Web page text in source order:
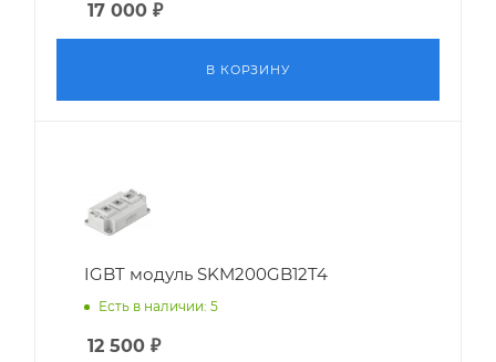
17 000 ₽
В КОРЗИНУ
IGBT модуль SKM200GB12T4
Есть в наличии: 5
12 500 ₽